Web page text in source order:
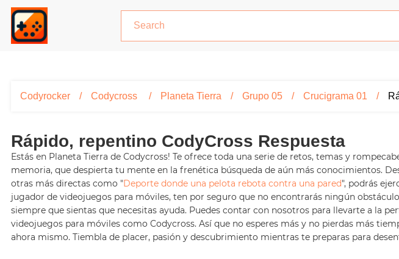
Codyrocker Codycross Planeta Tierra Grupo 05 Crucigrama 01
Rápido, repentino CodyCross Respuesta
Estás en Planeta Tierra de Codycross! Te ofrece toda una serie de retos, temas y
memoria, que despierta tu mente en la frenética búsqueda de aún más conocimientos.
otras más directas como "Deporte donde una pelota rebota contra una pared", podrás
jugador de videojuegos para móviles, ten por seguro que no encontrarás ningún
siempre que sientas que necesitas ayuda. Puedes contar con nosotros para llevarte a la
videojuegos para móviles como Codycross. Así que no esperes más y no pierdas más
ahora mismo. Tiembla de placer, pasión y descubrimiento mientras te preparas para